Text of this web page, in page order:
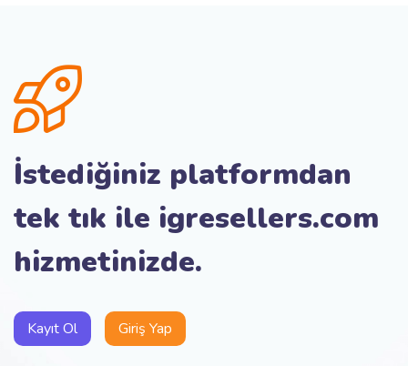
İstediğiniz platformdan
tek tık ile igresellers.com
hizmetinizde.
Kayıt Ol Giriş Yap